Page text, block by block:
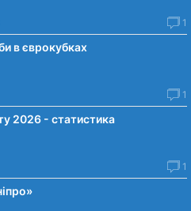
1
в єврокубках
1
2026 - статистика
1